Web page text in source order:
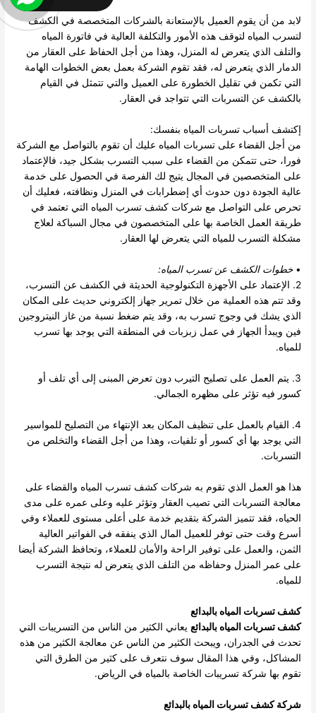
لابد من أن يقوم العميل بالإستعانة بالشركات المتخصصة في الكشف
لتسرب المياه لتوقف هذه الأمور والتكلفة العالية في فاتورة المياه
والتلف الذي يتعرض له المنزل، وهذا من أجل الحفاظ على العقار من
الدمار الذي يتعرض له، فقد تقوم الشركة بعمل بعض الخطوات الهامة
التي تكمن في تقليل الخطورة على العميل والتي تتمثل في القيام
بالكشف عن التسربات التي تتواجد في العقار.
إكتشف أسباب تسربات المياه بنفسك:
من أجل القضاء على تسربات المياه عليك أن تقوم بالتواصل مع الشركة
فورا، حتى تتمكن من القضاء على سبب التسرب بشكل جيد، فالإعتماد
على المتخصصين في المجال يتيج لك الفرصة في الحصول على خدمة
عالية الجودة دون حدوث أي إضطرابات في المنزل ونظافته، فعليك أن
تحرص على التواصل مع شركات كشف تسرب المياه التي تعتمد في
طريقة العمل الخاصة بها على المتخصصون في مجال السباكة لعلاج
مشكلة التسرب للمياه التي يتعرض لها العقار.
•خطواتالكشف عن تسرب المياه:
2. الإعتماد على الأجهزة التكنولوجية الحديثة في الكشف عن التسرب،
وقد تتم هذه العملية من خلال تمرير جهاز إلكتروني حديث على المكان
الذي يشك في وجوج تسرب به، وقد يتم ضغط نسبة من غاز النيتروجين
فين ويبدأ الجهاز في عمل زبزبات في المنطقة التي يوجد بها تسرب
للمياه.
3. يتم العمل على تصليح التيرب دون تعرض المبنى إلى أي تلف أو
كسور فيه تؤثر على مظهره الجمالي.
4. القيام بالعمل على تنظيف المكان بعد الإنتهاء من التصليح للمواسير
التي يوجد بها أي كسور أو تلفيات، وهذا من أجل القضاء والتخلص من
التسربات.
هذا هو العمل الذي تقوم به شركات كشف تسرب المياه والقضاء على
معالجة التسربات التي تصيب العقار وتؤثر عليه وعلى عمره على مدى
الحياه، فقد تتميز الشركة بتقديم خدمة على أعلى مستوى للعملاء وفي
أسرع وقت حتى توفر للعميل المال الذي ينفقه في الفواتير العالية
الثمن، والعمل على توفير الراحة والأمان للعملاء، وتحافظ الشركة أيضا
على عمر المنزل وحفاظه من التلف الذي يتعرض له نتيجة التسرب
للمياه.
كشف تسربات المياه بالبدائع
كشف تسربات المياه بالبدائع يعاني الكثير من الناس من التسريبات التي
تحدث في الجدران، ويبحث الكثير من الناس عن معالجة الكثير من هذه
المشاكل، وفي هذا المقال سوف نتعرف على كثير من الطرق التي
تقوم بها شركة تسريبات الخاصة بالمياه في الرياض.
شركة كشف تسربات المياه بالبدائع